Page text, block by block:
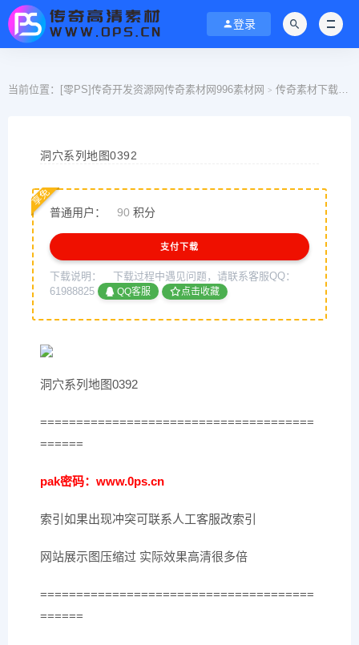
登录
当前位置： [零PS]传奇开发资源网传奇素材网996素材网 > 传奇素材下载
洞穴系列地图0392
普通用户： 90 积分
享免
支付下载
下载说明：
下载过程中遇见问题，请联系客服QQ：
61988825
QQ客服 点击收藏
洞穴系列地图0392
======================================
======
pak密码：www.0ps.cn
索引如果出现冲突可联系人工客服改索引
网站展示图压缩过 实际效果高清很多倍
======================================
======